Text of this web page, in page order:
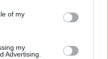
of my
my
Advertising.